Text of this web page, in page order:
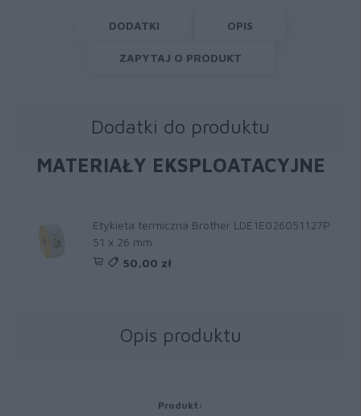
DODATKI OPIS
ZAPYTAJ O PRODUKT
Dodatki do produktu
MATERIAŁY EKSPLOATACYJNE
Etykieta termiczna Brother LDE1E026051127P
51 x 26 mm
50,00 zł
Opis produktu
Produkt: